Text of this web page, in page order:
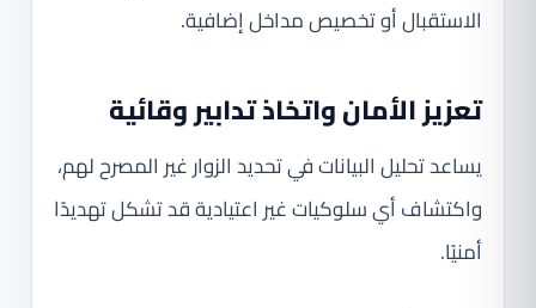
الاستقبال أو تخصيص مداخل إضافية.
تعزيز الأمان واتخاذ تدابير وقائية
يساعد تحليل البيانات في تحديد الزوار غير المصرح لهم،
واكتشاف أي سلوكيات غير اعتيادية قد تشكل تهديدًا
أمنيًا.